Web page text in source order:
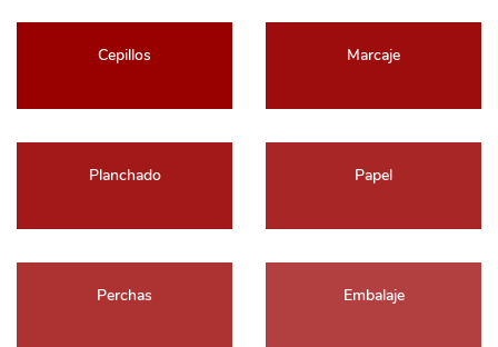
Cepillos Marcaje
Planchado Papel
Perchas Embalaje